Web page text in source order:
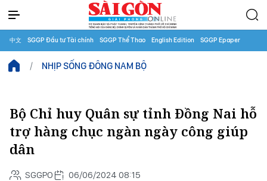
中文 SGGP Đầu tư Tài chính SGGP Thể Thao English Edition SGGP Epaper
NHỊP SỐNG ĐÔNG NAM BỘ
Bộ Chỉ huy Quân sự tỉnh Đồng Nai hỗ
trợ hàng chục ngàn ngày công giúp
dân
SGGPO 06/06/2024 08:15